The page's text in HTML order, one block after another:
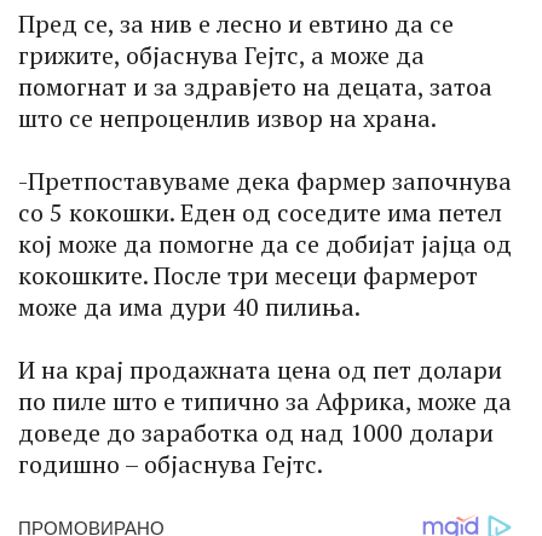
Пред се, за нив е лесно и евтино да се
грижите, објаснува Гејтс, а може да
помогнат и за здравјето на децата, затоа
што се непроценлив извор на храна.
-Претпоставуваме дека фармер започнува
со 5 кокошки. Еден од соседите има петел
кој може да помогне да се добијат јајца од
кокошките. После три месеци фармерот
може да има дури 40 пилиња.
И на крај продажната цена од пет долари
по пиле што е типично за Африка, може да
доведе до заработка од над 1000 долари
годишно – објаснува Гејтс.